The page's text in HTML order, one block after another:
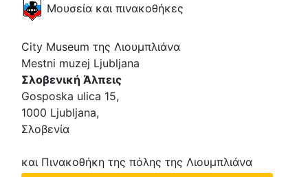
Μουσεία και πινακοθήκες
City Museum της Λιουμπλιάνα
Mestni muzej Ljubljana
Σλοβενική Άλπεις
Gosposka ulica 15,
1000 Ljubljana,
Σλοβενία
και Πινακοθήκη της πόλης της Λιουμπλιάνα